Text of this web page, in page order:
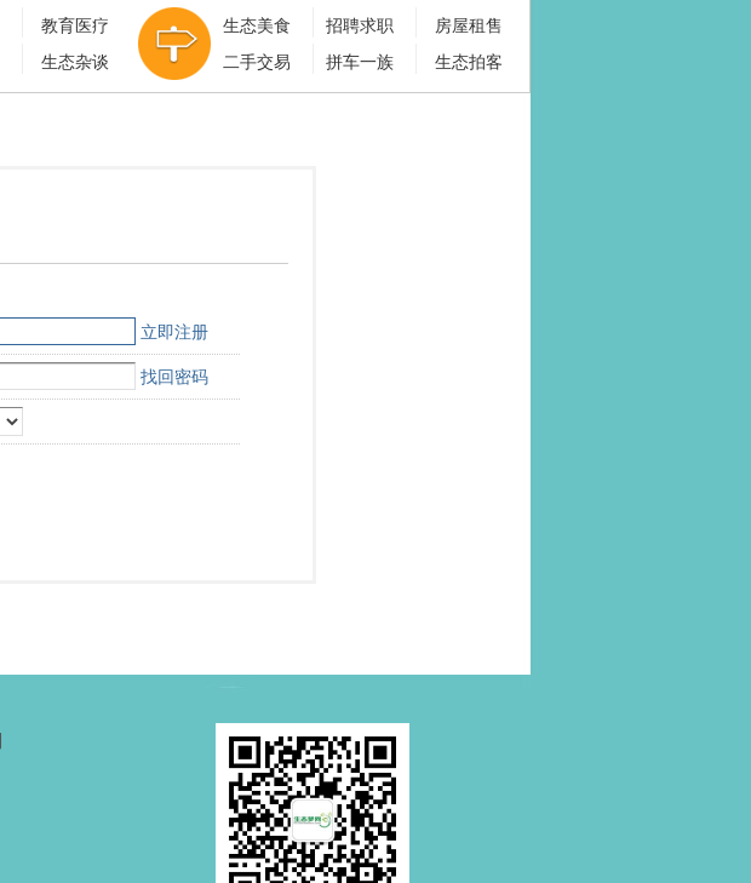
搜索
教育医疗
生态杂谈
生态美食 招聘求职
房屋租售
二手交易
拼车一族 生态拍客
立即注册
找回密码